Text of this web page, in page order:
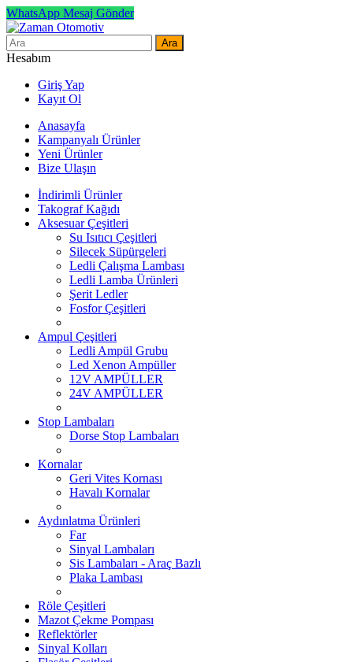
WhatsApp Mesaj Gönder
Ara
Hesabım
Giriş Yap
Kayıt Ol
Anasayfa
Kampanyalı Ürünler
Yeni Ürünler
Bize Ulaşın
İndirimli Ürünler
Takograf Kağıdı
Aksesuar Çeşitleri
Su Isıtıcı Çeşitleri
Silecek Süpürgeleri
Ledli Çalışma Lambası
Ledli Lamba Ürünleri
Şerit Ledler
Fosfor Çeşitleri
Ampul Çeşitleri
Ledli Ampül Grubu
Led Xenon Ampüller
12V AMPÜLLER
24V AMPÜLLER
Stop Lambaları
Dorse Stop Lambaları
Kornalar
Geri Vites Kornası
Havalı Kornalar
Aydınlatma Ürünleri
Far
Sinyal Lambaları
Sis Lambaları - Araç Bazlı
Plaka Lambası
Röle Çeşitleri
Mazot Çekme Pompası
Reflektörler
Sinyal Kolları